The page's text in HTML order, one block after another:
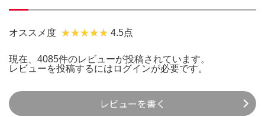
オススメ度 4.5点
現在、4085件のレビューが投稿されています。
レビューを投稿するには ログインが必要です。
レビューを書く